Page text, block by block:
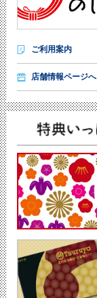
ご利用案内
店舗情報ページへ